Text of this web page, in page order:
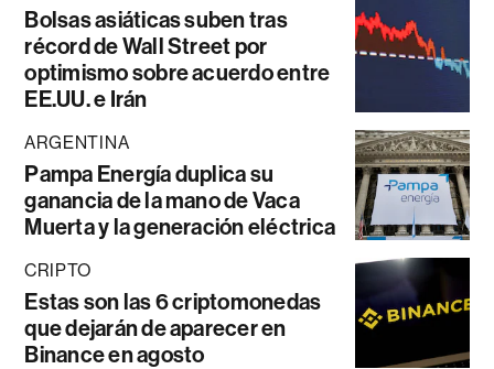
Bolsas asiáticas suben tras
récord de Wall Street por
optimismo sobre acuerdo entre
EE.UU. e Irán
ARGENTINA
Pampa Energía duplica su
ganancia de la mano de Vaca
Muerta y la generación eléctrica
CRIPTO
Estas son las 6 criptomonedas
que dejarán de aparecer en
Binance en agosto